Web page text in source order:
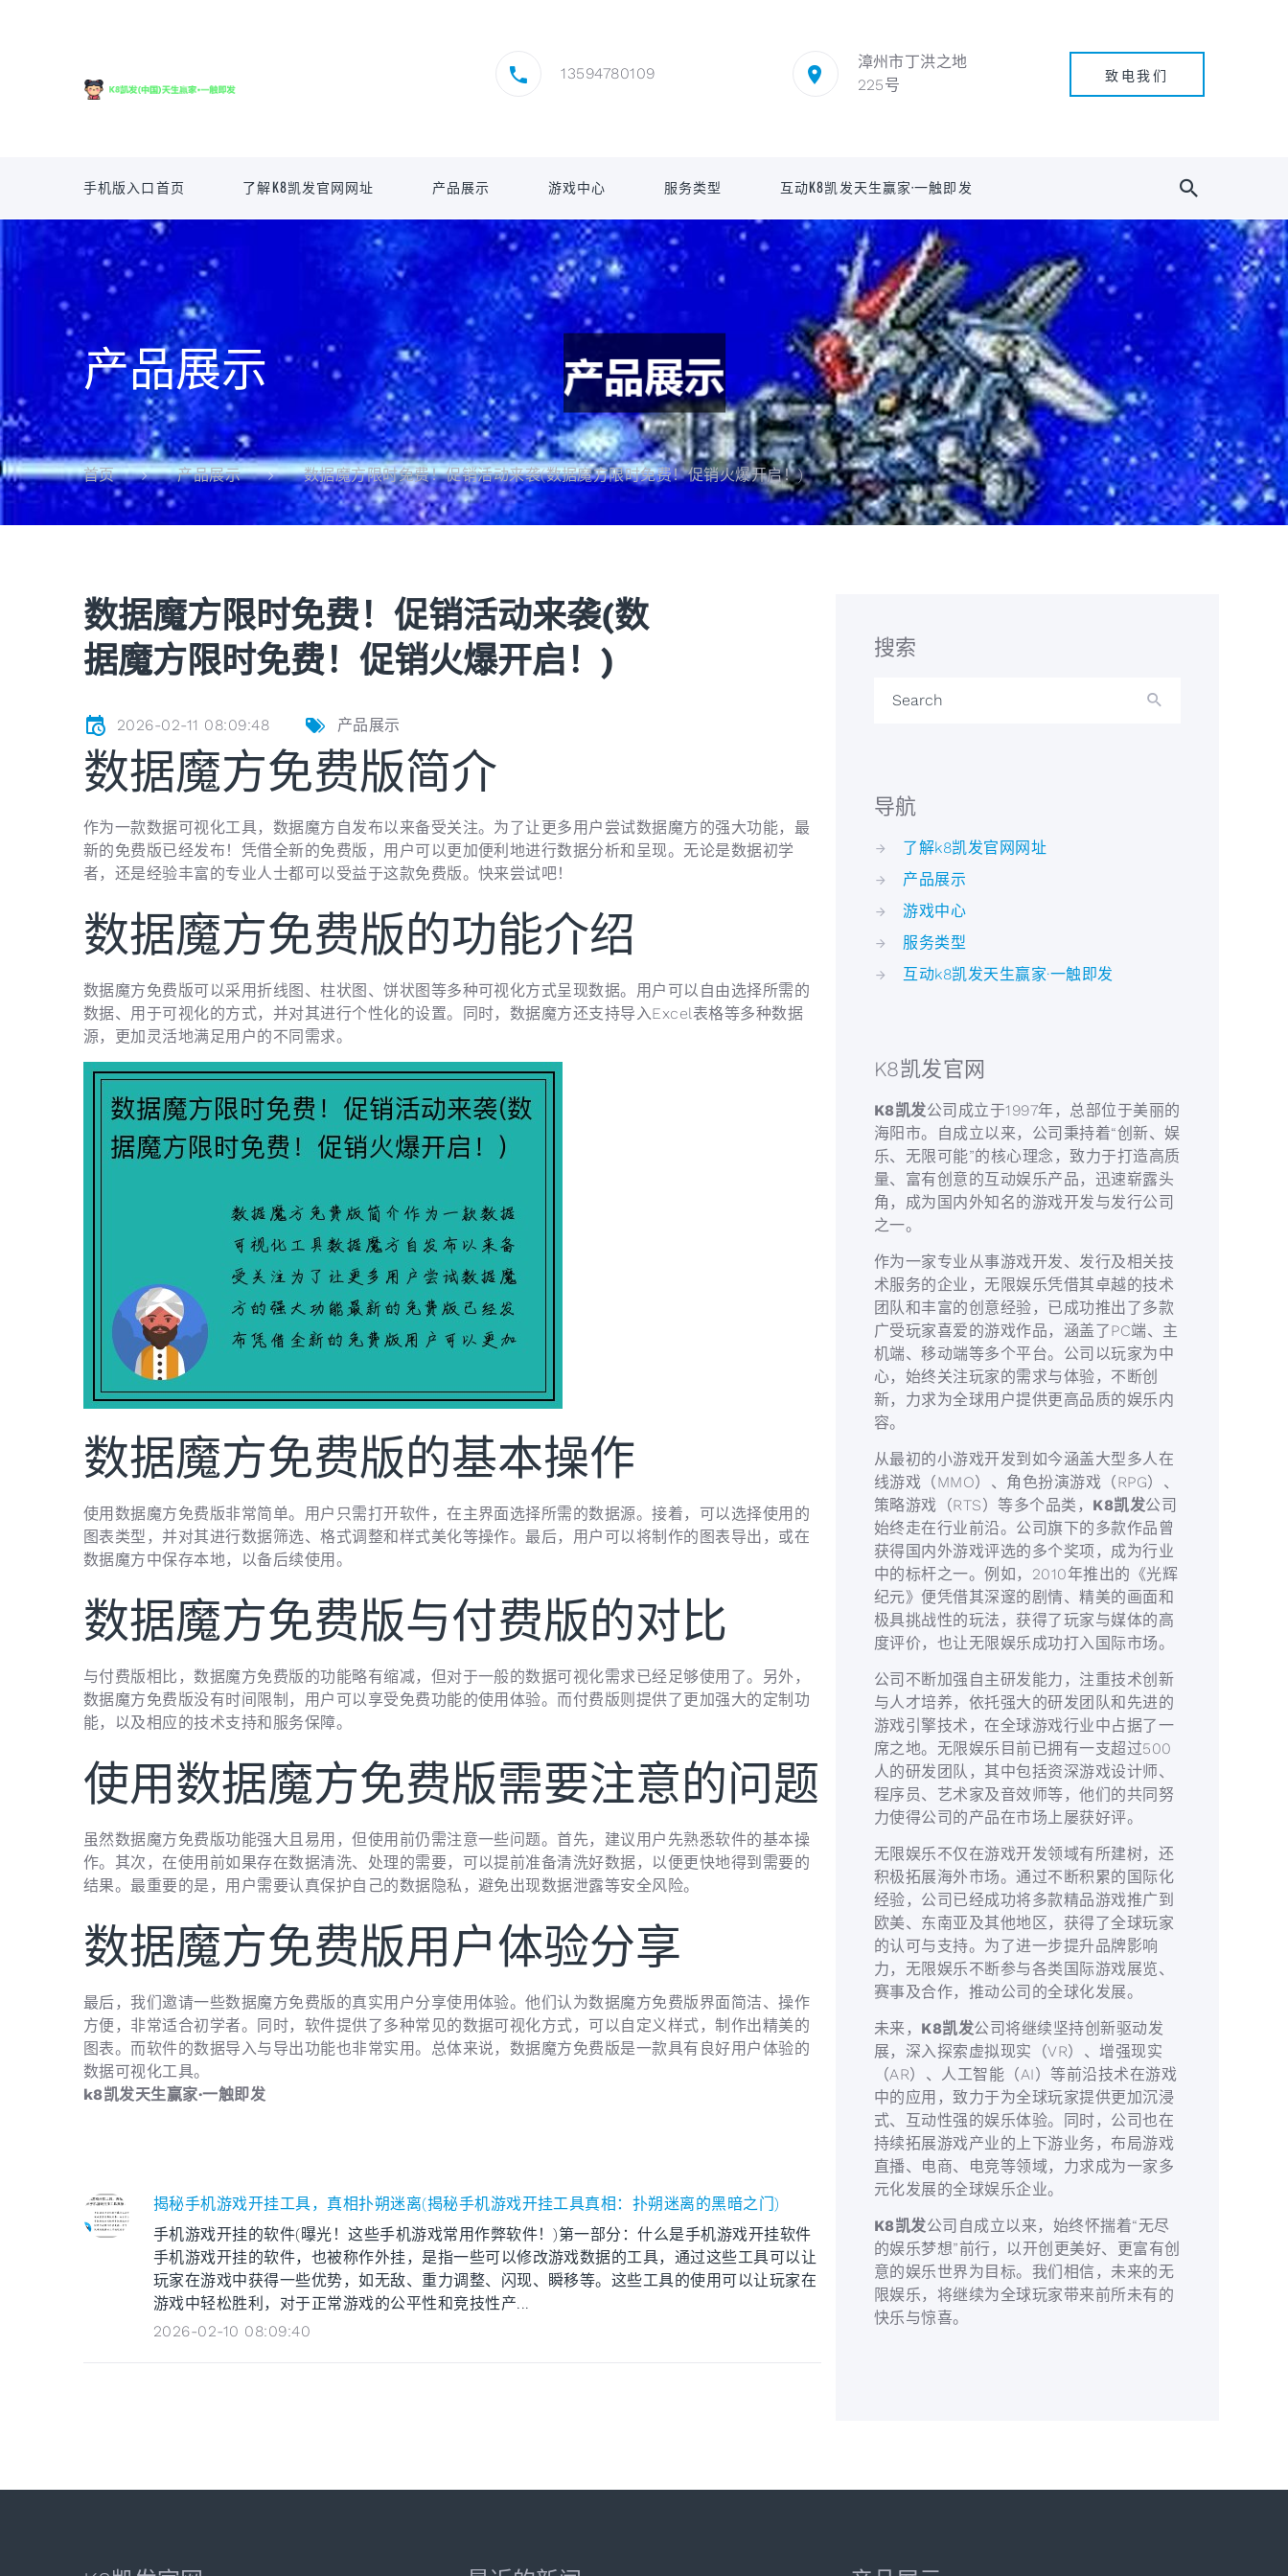
13594780109
漳州市丁洪之地
225号
致电我们
手机版入口首页 了解K8凯发官网网址 产品展示 游戏中心 服务类型 互动K8凯发天生赢家·一触即发
产品展示
首页 产品展示 数据魔方限时免费！促销活动来袭(数据魔方限时免费！促销火爆开启！)
数据魔方限时免费！促销活动来袭(数
据魔方限时免费！促销火爆开启！)
2026-02-11 08:09:48 产品展示
数据魔方免费版简介
作为一款数据可视化工具，数据魔方自发布以来备受关注。为了让更多用户尝试数据魔方的强大功能，最
新的免费版已经发布！凭借全新的免费版，用户可以更加便利地进行数据分析和呈现。无论是数据初学
者，还是经验丰富的专业人士都可以受益于这款免费版。快来尝试吧！
数据魔方免费版的功能介绍
数据魔方免费版可以采用折线图、柱状图、饼状图等多种可视化方式呈现数据。用户可以自由选择所需的
数据、用于可视化的方式，并对其进行个性化的设置。同时，数据魔方还支持导入Excel表格等多种数据
源，更加灵活地满足用户的不同需求。
数据魔方免费版的基本操作
使用数据魔方免费版非常简单。用户只需打开软件，在主界面选择所需的数据源。接着，可以选择使用的
图表类型，并对其进行数据筛选、格式调整和样式美化等操作。最后，用户可以将制作的图表导出，或在
数据魔方中保存本地，以备后续使用。
数据魔方免费版与付费版的对比
与付费版相比，数据魔方免费版的功能略有缩减，但对于一般的数据可视化需求已经足够使用了。另外，
数据魔方免费版没有时间限制，用户可以享受免费功能的使用体验。而付费版则提供了更加强大的定制功
能，以及相应的技术支持和服务保障。
使用数据魔方免费版需要注意的问题
虽然数据魔方免费版功能强大且易用，但使用前仍需注意一些问题。首先，建议用户先熟悉软件的基本操
作。其次，在使用前如果存在数据清洗、处理的需要，可以提前准备清洗好数据，以便更快地得到需要的
结果。最重要的是，用户需要认真保护自己的数据隐私，避免出现数据泄露等安全风险。
数据魔方免费版用户体验分享
最后，我们邀请一些数据魔方免费版的真实用户分享使用体验。他们认为数据魔方免费版界面简洁、操作
方便，非常适合初学者。同时，软件提供了多种常见的数据可视化方式，可以自定义样式，制作出精美的
图表。而软件的数据导入与导出功能也非常实用。总体来说，数据魔方免费版是一款具有良好用户体验的
数据可视化工具。
k8凯发天生赢家·一触即发
揭秘手机游戏开挂工具，真相扑朔迷离(揭秘手机游戏开挂工具真相：扑朔迷离的黑暗之门)
手机游戏开挂的软件(曝光！这些手机游戏常用作弊软件！)第一部分：什么是手机游戏开挂软件
手机游戏开挂的软件，也被称作外挂，是指一些可以修改游戏数据的工具，通过这些工具可以让
玩家在游戏中获得一些优势，如无敌、重力调整、闪现、瞬移等。这些工具的使用可以让玩家在
游戏中轻松胜利，对于正常游戏的公平性和竞技性产...
2026-02-10 08:09:40
搜索
Search
导航
了解k8凯发官网网址
产品展示
游戏中心
服务类型
互动k8凯发天生赢家·一触即发
K8凯发官网
K8凯发公司成立于1997年，总部位于美丽的
海阳市。自成立以来，公司秉持着“创新、娱
乐、无限可能”的核心理念，致力于打造高质
量、富有创意的互动娱乐产品，迅速崭露头
角，成为国内外知名的游戏开发与发行公司
之一。
作为一家专业从事游戏开发、发行及相关技
术服务的企业，无限娱乐凭借其卓越的技术
团队和丰富的创意经验，已成功推出了多款
广受玩家喜爱的游戏作品，涵盖了PC端、主
机端、移动端等多个平台。公司以玩家为中
心，始终关注玩家的需求与体验，不断创
新，力求为全球用户提供更高品质的娱乐内
容。
从最初的小游戏开发到如今涵盖大型多人在
线游戏（MMO）、角色扮演游戏（RPG）、
策略游戏（RTS）等多个品类， K8凯发公司
始终走在行业前沿。公司旗下的多款作品曾
获得国内外游戏评选的多个奖项，成为行业
中的标杆之一。例如，2010年推出的《光辉
纪元》便凭借其深邃的剧情、精美的画面和
极具挑战性的玩法，获得了玩家与媒体的高
度评价，也让无限娱乐成功打入国际市场。
公司不断加强自主研发能力，注重技术创新
与人才培养，依托强大的研发团队和先进的
游戏引擎技术，在全球游戏行业中占据了一
席之地。无限娱乐目前已拥有一支超过500
人的研发团队，其中包括资深游戏设计师、
程序员、艺术家及音效师等，他们的共同努
力使得公司的产品在市场上屡获好评。
无限娱乐不仅在游戏开发领域有所建树，还
积极拓展海外市场。通过不断积累的国际化
经验，公司已经成功将多款精品游戏推广到
欧美、东南亚及其他地区，获得了全球玩家
的认可与支持。为了进一步提升品牌影响
力，无限娱乐不断参与各类国际游戏展览、
赛事及合作，推动公司的全球化发展。
未来， K8凯发公司将继续坚持创新驱动发
展，深入探索虚拟现实（VR）、增强现实
（AR）、人工智能（AI）等前沿技术在游戏
中的应用，致力于为全球玩家提供更加沉浸
式、互动性强的娱乐体验。同时，公司也在
持续拓展游戏产业的上下游业务，布局游戏
直播、电商、电竞等领域，力求成为一家多
元化发展的全球娱乐企业。
K8凯发公司自成立以来，始终怀揣着“无尽
的娱乐梦想”前行，以开创更美好、更富有创
意的娱乐世界为目标。我们相信，未来的无
限娱乐，将继续为全球玩家带来前所未有的
快乐与惊喜。